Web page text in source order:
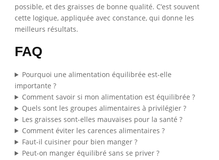
possible, et des graisses de bonne qualité. C’est souvent
cette logique, appliquée avec constance, qui donne les
meilleurs résultats.
FAQ
Pourquoi une alimentation équilibrée est-elle
importante ?
Comment savoir si mon alimentation est équilibrée ?
Quels sont les groupes alimentaires à privilégier ?
Les graisses sont-elles mauvaises pour la santé ?
Comment éviter les carences alimentaires ?
Faut-il cuisiner pour bien manger ?
Peut-on manger équilibré sans se priver ?